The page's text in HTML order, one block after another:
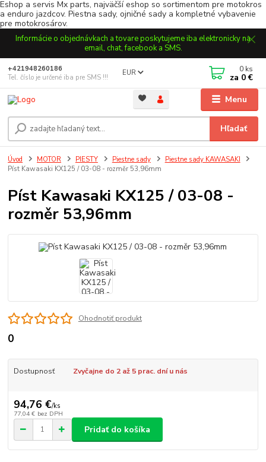
Eshop a servis Mx parts, najväčší eshop so sortimentom pre motokros
a enduro jazdcov. Piestna sady, ojničné sady a kompletné vybavenie
pre motokrosárov.
Informácie o objednávkach a tovare poskytujeme iba elektronicky na
email, chat, facebook a SMS.
Menu
EUR
Hľadať
+421948260186
Tel. číslo je určené iba pre SMS !!!
0 ks
za 0 €
Úvod MOTOR PIESTY Piestne sady
Piestne sady KAWASAKI
Píst Kawasaki KX125 / 03-08 - rozměr 53,96mm
Píst Kawasaki KX125 / 03-08 -
rozměr 53,96mm
Ohodnotiť produkt
0
Dostupnosť Zvyčajne do 2 až 5 prac. dní u nás
94,76 €/ks
77,04 € bez DPH
Pridať do košíka